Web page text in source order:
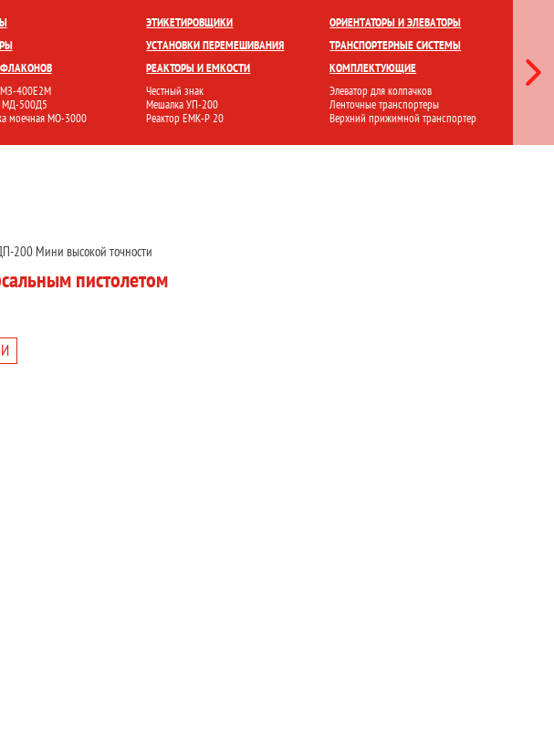
МЗ-400Е2М
МД-500Д5
моечная МО-3000
ЭТИКЕТИРОВЩИКИ
УСТАНОВКИ ПЕРЕМЕШИВАНИЯ
РЕАКТОРЫ И ЕМКОСТИ
Честный знак
Мешалка УП-200
Реактор ЕМК-Р 20
ОРИЕНТАТОРЫ И ЭЛЕВАТОРЫ
ТРАНСПОРТЕРНЫЕ СИСТЕМЫ
КОМПЛЕКТУЮЩИЕ
Элеватор для колпачков
Ленточные транспортеры
Верхний прижимной транспортер
ТАРЫ НАКЛЕЙКА ЭТИКЕТКИ ПРИГОТОВЛЕНИЕ И ХРАНЕНИЕ ПЕРЕМЕШИВАНИЕ
200 Мини высокой точности
пистолетом